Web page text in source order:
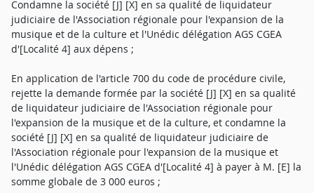
Condamne la société [J] [X] en sa qualité de liquidateur
judiciaire de l'Association régionale pour l'expansion de la
musique et de la culture et l'Unédic délégation AGS CGEA
d'[Localité 4] aux dépens ;
En application de l'article 700 du code de procédure civile,
rejette la demande formée par la société [J] [X] en sa qualité
de liquidateur judiciaire de l'Association régionale pour
l'expansion de la musique et de la culture, et condamne la
société [J] [X] en sa qualité de liquidateur judiciaire de
l'Association régionale pour l'expansion de la musique et
l'Unédic délégation AGS CGEA d'[Localité 4] à payer à M. [E] la
somme globale de 3 000 euros ;